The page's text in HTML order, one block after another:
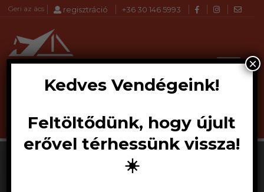
Geri az ács regisztráció +36 30 146 5993
Products
KERESÉS
Kedves Vendégeink!
Feltöltődünk, hogy újult
erővel térhessünk vissza!
☀️
×